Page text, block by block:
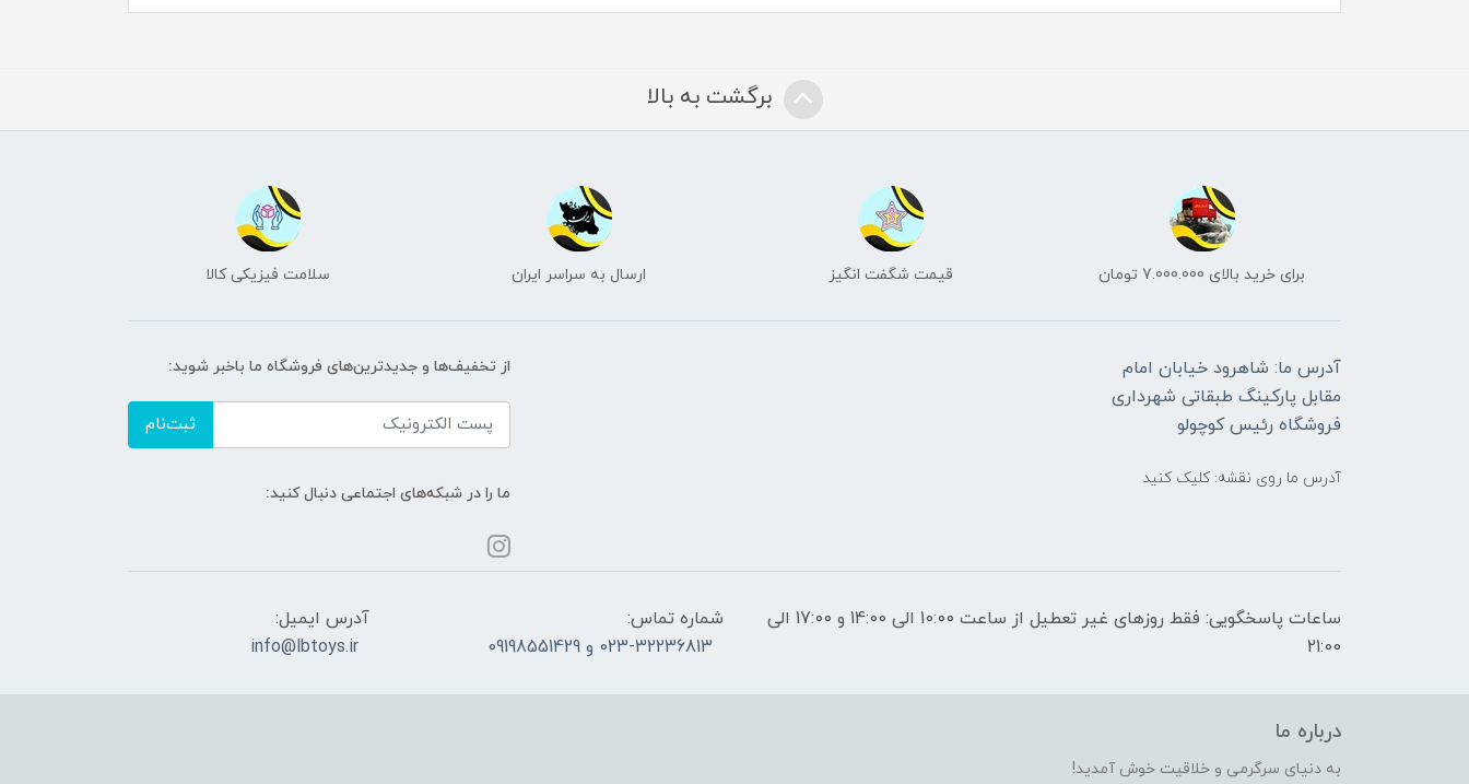
برگشت به بالا
برای خرید بالای 7.000.000 تومان قیمت شگفت انگیز ارسال به سراسر ایران سلامت فیزیکی کالا
آدرس ما: شاهرود خیابان امام
مقابل پارکینگ طبقاتی شهرداری
فروشگاه رئیس کوچولو
آدرس ما روی نقشه: کلیک کنید
از تخفیف‌ها و جدیدترین‌های فروشگاه ما باخبر شوید:
ثبت‌نام
ما را در شبکه‌های اجتماعی دنبال کنید:
ساعات پاسخگویی: فقط روزهای غیر تعطیل از ساعت 10:00 الی 14:00 و 17:00 الی
21:00
شماره تماس:
023-32236813 و 09198551429
آدرس ایمیل:
info@lbtoys.ir
درباره ما
به دنیای سرگرمی و خلاقیت خوش آمدید!